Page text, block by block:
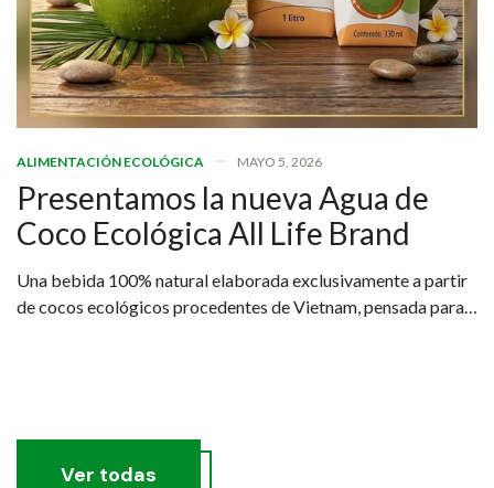
ALIMENTACIÓN ECOLÓGICA MAYO 5, 2026
Presentamos la nueva Agua de
Coco Ecológica All Life Brand
Una bebida 100% natural elaborada exclusivamente a partir
de cocos ecológicos procedentes de Vietnam, pensada para
Ver todas